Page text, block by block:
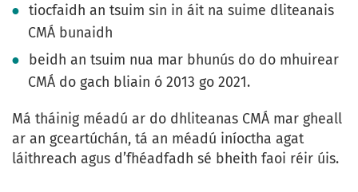
tiocfaidh an tsuim sin in áit na suime dliteanais
CMÁ bunaidh
beidh an tsuim nua mar bhunús do do mhuirear
CMÁ do gach bliain ó 2013 go 2021.
Má tháinig méadú ar do dhliteanas CMÁ mar gheall
ar an gceartúchán, tá an méadú iníoctha agat
láithreach agus d’fhéadfadh sé bheith faoi réir úis.